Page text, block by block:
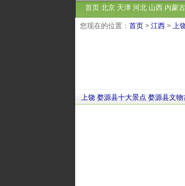
首页 北京 天津 河北 山西 内蒙古
您现在的位置： 首页 > 江西 > 上
上饶 婺源县十大景点 婺源县文物